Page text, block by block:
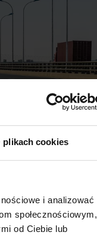
plikach cookies
i analizować
społecznościowym,
od Ciebie lub